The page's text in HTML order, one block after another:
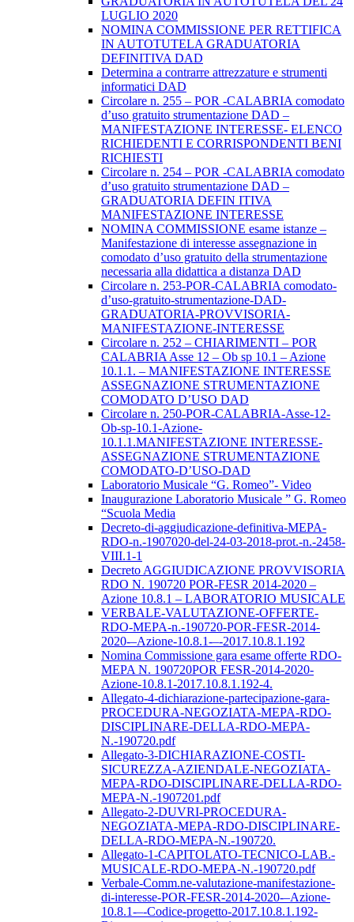
LUGLIO 2020
NOMINA COMMISSIONE PER RETTIFICA
IN AUTOTUTELA GRADUATORIA
DEFINITIVA DAD
Determina a contrarre attrezzature e strumenti
informatici DAD
Circolare n. 255 – POR -CALABRIA comodato
d’uso gratuito strumentazione DAD –
MANIFESTAZIONE INTERESSE- ELENCO
RICHIEDENTI E CORRISPONDENTI BENI
RICHIESTI
Circolare n. 254 – POR -CALABRIA comodato
d’uso gratuito strumentazione DAD –
GRADUATORIA DEFIN ITIVA
MANIFESTAZIONE INTERESSE
NOMINA COMMISSIONE esame istanze –
Manifestazione di interesse assegnazione in
comodato d’uso gratuito della strumentazione
necessaria alla didattica a distanza DAD
Circolare n. 253-POR-CALABRIA comodato-
d’uso-gratuito-strumentazione-DAD-
GRADUATORIA-PROVVISORIA-
MANIFESTAZIONE-INTERESSE
Circolare n. 252 – CHIARIMENTI – POR
CALABRIA Asse 12 – Ob sp 10.1 – Azione
10.1.1. – MANIFESTAZIONE INTERESSE
ASSEGNAZIONE STRUMENTAZIONE
COMODATO D’USO DAD
Circolare n. 250-POR-CALABRIA-Asse-12-
Ob-sp-10.1-Azione-
10.1.1.MANIFESTAZIONE INTERESSE-
ASSEGNAZIONE STRUMENTAZIONE
COMODATO-D’USO-DAD
Laboratorio Musicale “G. Romeo”- Video
Inaugurazione Laboratorio Musicale ” G. Romeo
“Scuola Media
Decreto-di-aggiudicazione-definitiva-MEPA-
RDO-n.-1907020-del-24-03-2018-prot.-n.-2458-
VIII.1-1
Decreto AGGIUDICAZIONE PROVVISORIA
RDO N. 190720 POR-FESR 2014-2020 –
Azione 10.8.1 – LABORATORIO MUSICALE
VERBALE-VALUTAZIONE-OFFERTE-
RDO-MEPA-n.-190720-POR-FESR-2014-
2020-–Azione-10.8.1-–-2017.10.8.1.192
Nomina Commissione gara esame offerte RDO-
MEPA N. 190720POR FESR-2014-2020-
Azione-10.8.1-2017.10.8.1.192-4.
Allegato-4-dichiarazione-partecipazione-gara-
PROCEDURA-NEGOZIATA-MEPA-RDO-
DISCIPLINARE-DELLA-RDO-MEPA-
N.-190720.pdf
Allegato-3-DICHIARAZIONE-COSTI-
SICUREZZA-AZIENDALE-NEGOZIATA-
MEPA-RDO-DISCIPLINARE-DELLA-RDO-
MEPA-N.-1907201.pdf
Allegato-2-DUVRI-PROCEDURA-
NEGOZIATA-MEPA-RDO-DISCIPLINARE-
DELLA-RDO-MEPA-N.-190720.
Allegato-1-CAPITOLATO-TECNICO-LAB.-
MUSICALE-RDO-MEPA-N.-190720.pdf
Verbale-Comm.ne-valutazione-manifestazione-
di-interesse-POR-FESR-2014-2020-–Azione-
10.8.1-–-Codice-progetto-2017.10.8.1.192-